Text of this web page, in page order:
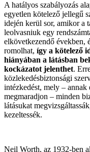
A hatályos szabályozás
egyetlen kötelező jellegű
idején kerül sor, amikor a
leolvasniuk egy
elkövetkezendő években,
romolhat, így a kötelező
hiányában a látásban
kockázatot jelenthet.
közlekedésbiztonsági
intézkedést, mely – annak
megmaradjon – minden
látásukat
kezeltessék.
Neil Worth, az 1932-ben